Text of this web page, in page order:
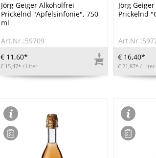
Jörg Geiger Alkoholfrei
Prickelnd "Apfelsinfonie", 750
ml
Art.Nr.:59709
€ 11,60*
€ 15,47* / Liter
Jörg
Prickelnd
€ 16,40*
€ 21,87* / Liter